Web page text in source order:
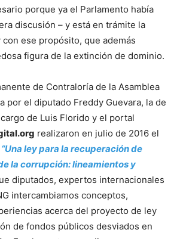
porque ya el Parlamento había
discusión – y está en trámite la
con ese propósito, que además
figura de la extinción de dominio.
de Contraloría de la Asamblea
por el diputado Freddy Guevara, la de
de Luis Florido y el portal
realizaron en julio de 2016 el
“Una ley para la recuperación de
la corrupción: lineamientos y
diputados, expertos internacionales
intercambiamos conceptos,
acerca del proyecto de ley
de fondos públicos desviados en